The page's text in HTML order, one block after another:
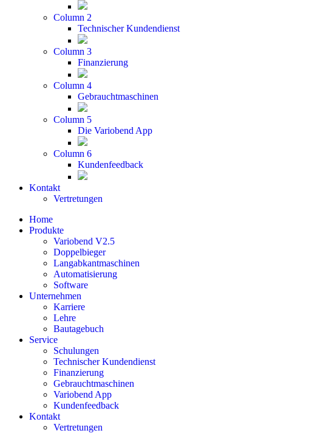
Column 2
Technischer Kundendienst
Column 3
Finanzierung
Column 4
Gebrauchtmaschinen
Column 5
Die Variobend App
Column 6
Kundenfeedback
Kontakt
Vertretungen
Home
Produkte
Variobend V2.5
Doppelbieger
Langabkantmaschinen
Automatisierung
Software
Unternehmen
Karriere
Lehre
Bautagebuch
Service
Schulungen
Technischer Kundendienst
Finanzierung
Gebrauchtmaschinen
Variobend App
Kundenfeedback
Kontakt
Vertretungen